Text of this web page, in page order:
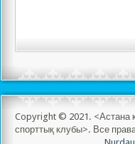
Copyright © 2021. <Астана
спорттық клубы>. Все